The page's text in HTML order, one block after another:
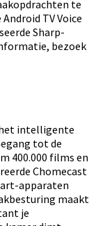
te
TV Voice
Sharp-
bezoek
intelligente
tot de
400.000 films en
Chomecast
apparaten
maakt
je